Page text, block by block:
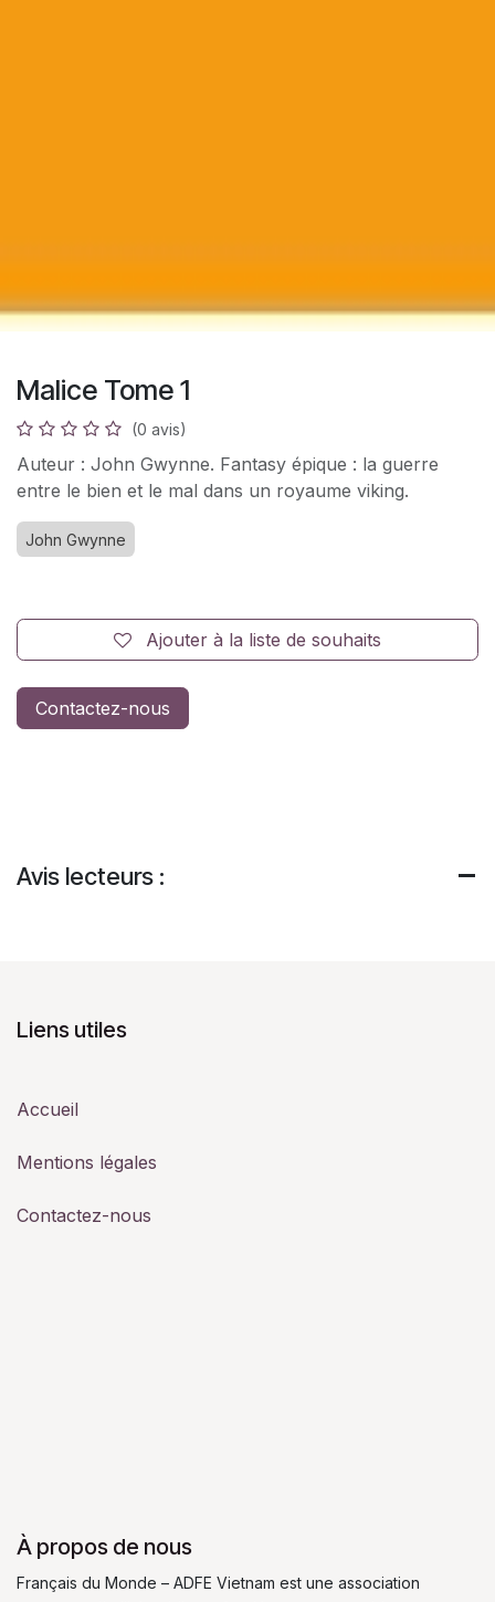
Malice Tome 1
(0 avis)
Auteur : John Gwynne. Fantasy épique : la guerre
entre le bien et le mal dans un royaume viking.
John Gwynne
Ajouter à la liste de souhaits
Contactez-nous
Avis lecteurs :
Liens utiles
Accueil
Mentions légales
Contactez-nous
À propos de nous
Français du Monde – ADFE Vietnam est une association